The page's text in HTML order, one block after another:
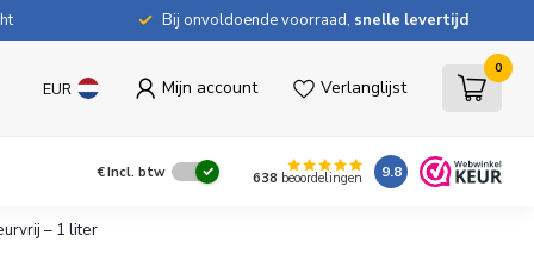
Bij onvoldoende voorraad, snelle levertijd
EUR Mijn account Verlanglijst
0
€Incl. btw 638 beoordelingen 9.8
– 1 liter